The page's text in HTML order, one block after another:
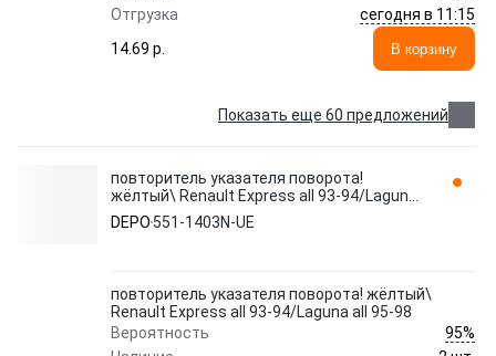
Отгрузка
сегодня в 11:15
14.69 p.
В корзину
Показать еще 60 предложений
повторитель указателя поворота!
жёлтый\ Renault Express all 93-94/Laguna
all 95-98 551-1403N-UE DEPO
DEPO 551-1403N-UE
повторитель указателя поворота! жёлтый\
Renault Express all 93-94/Laguna all 95-98
Вероятность
95%